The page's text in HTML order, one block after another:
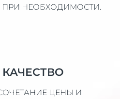
НЕОБХОДИМОСТИ.
ЦЕНЫ И